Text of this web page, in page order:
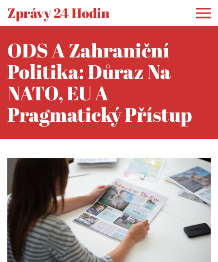
Zprávy 24 Hodin
ODS A Zahraniční
Politika: Důraz Na
NATO, EU A
Pragmatický Přístup